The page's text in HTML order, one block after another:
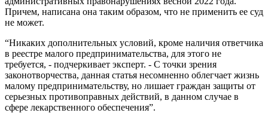
Причем, написана она таким образом, что не применить ее суд
не может.
“Никаких дополнительных условий, кроме наличия ответчика
в реестре малого предпринимательства, для этого не
требуется, - подчеркивает эксперт. - С точки зрения
законотворчества, данная статья несомненно облегчает жизнь
малому предпринимательству, но лишает граждан защиты от
серьезных противоправных действий, в данном случае в
сфере лекарственного обеспечения”.